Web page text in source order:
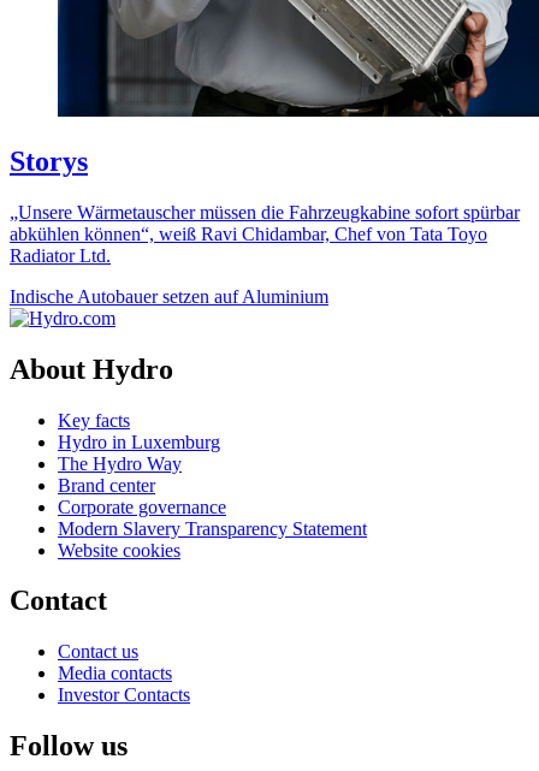
Storys
„Unsere Wärmetauscher müssen die Fahrzeugkabine sofort spürbar
abkühlen können“, weiß Ravi Chidambar, Chef von Tata Toyo
Radiator Ltd.
Indische Autobauer setzen auf Aluminium
About Hydro
Key facts
Hydro in Luxemburg
The Hydro Way
Brand center
Corporate governance
Modern Slavery Transparency Statement
Website cookies
Contact
Contact us
Media contacts
Investor Contacts
Follow us